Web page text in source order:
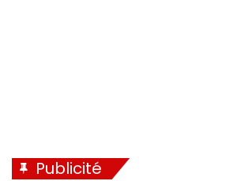
Publicité